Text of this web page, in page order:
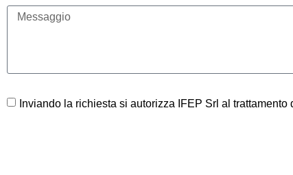
Inviando la richiesta si autorizza IFEP Srl al trattamento